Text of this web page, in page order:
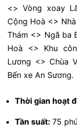
<> Vòng xoay
Cộng Hoà <>
Thám <> Ngã ba
Hoà <> Khu
Lương <> Chùa
Bến xe An Sương.
Thời gian hoạt
Tần suất: 75